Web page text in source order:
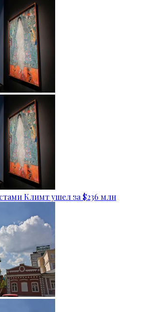
Климт ушел за $236 млн